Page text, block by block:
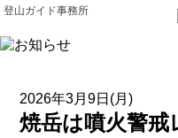
登山ガイド事務所
2026年3月9日(月)
焼岳は噴火警